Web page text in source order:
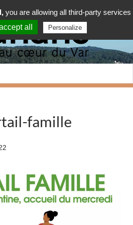
famille
you are allowing all third-party services
all
Personalize